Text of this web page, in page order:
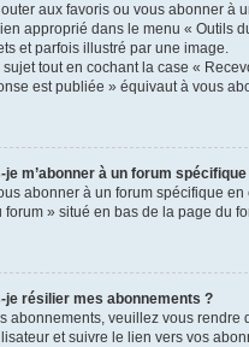
aux favoris ou vous abonner à
approprié dans le menu « Outils
et parfois illustré par une image.
tout en cochant la case «
est publiée » équivaut à vous
m’abonner à un forum spécifique
abonner à un forum spécifique
forum » situé en bas de la page du
je résilier mes abonnements ?
abonnements, veuillez vous rendre
et suivre le lien vers vos